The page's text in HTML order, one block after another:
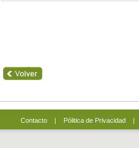
Contacto| Pólitica de Privacidad|